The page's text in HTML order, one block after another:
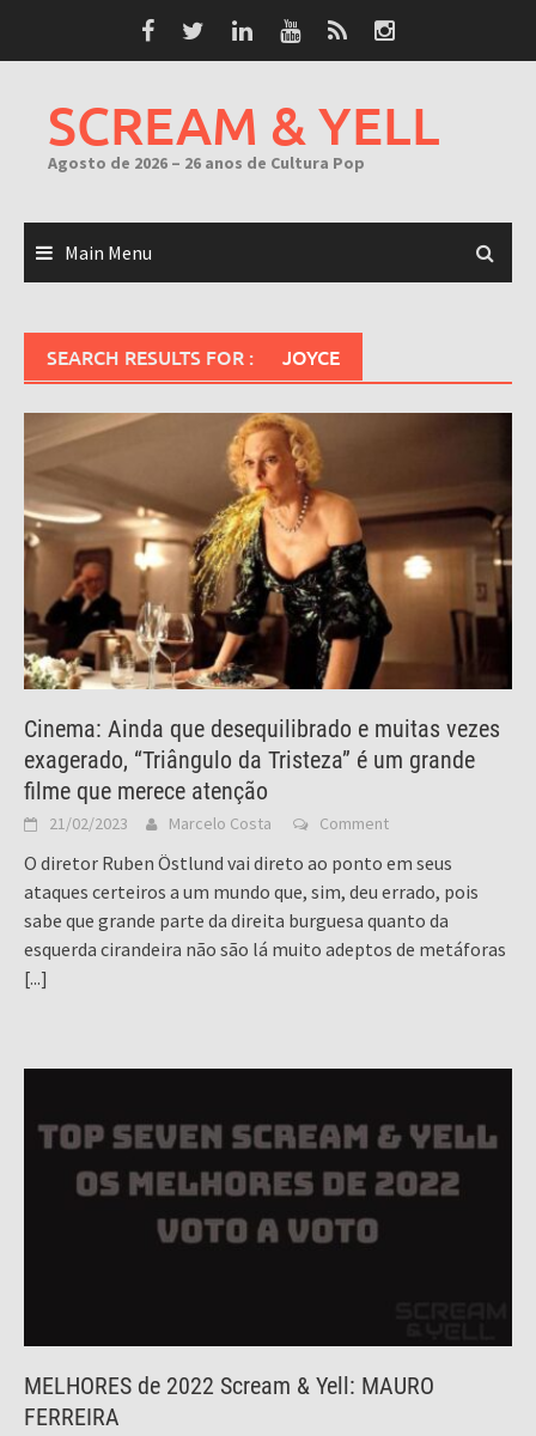
SCREAM & YELL
Agosto de 2026 – 26 anos de Cultura Pop
Main Menu
SEARCH RESULTS FOR : JOYCE
Cinema: Ainda que desequilibrado e muitas vezes
exagerado, “Triângulo da Tristeza” é um grande
filme que merece atenção
21/02/2023 Marcelo Costa Comment
O diretor Ruben Östlund vai direto ao ponto em seus
ataques certeiros a um mundo que, sim, deu errado, pois
sabe que grande parte da direita burguesa quanto da
esquerda cirandeira não são lá muito adeptos de metáforas
[...]
MELHORES de 2022 Scream & Yell: MAURO
FERREIRA